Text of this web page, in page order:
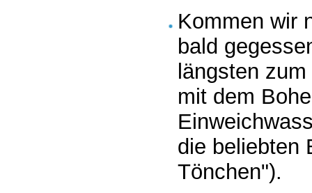
Kommen wir
bald
längsten
mit dem
die beliebten
Tönchen").